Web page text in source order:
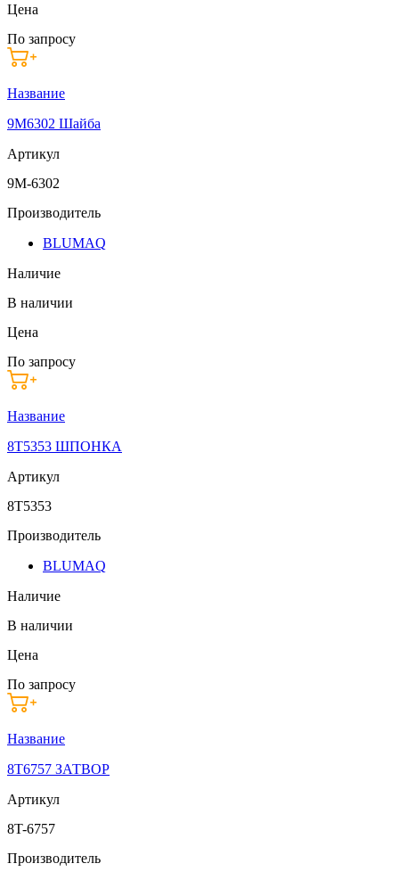
Цена
По запросу
Название
9M6302 Шайба
Артикул
9M-6302
Производитель
BLUMAQ
Наличие
В наличии
Цена
По запросу
Название
8T5353 ШПОНКА
Артикул
8T5353
Производитель
BLUMAQ
Наличие
В наличии
Цена
По запросу
Название
8T6757 ЗАТВОР
Артикул
8T-6757
Производитель